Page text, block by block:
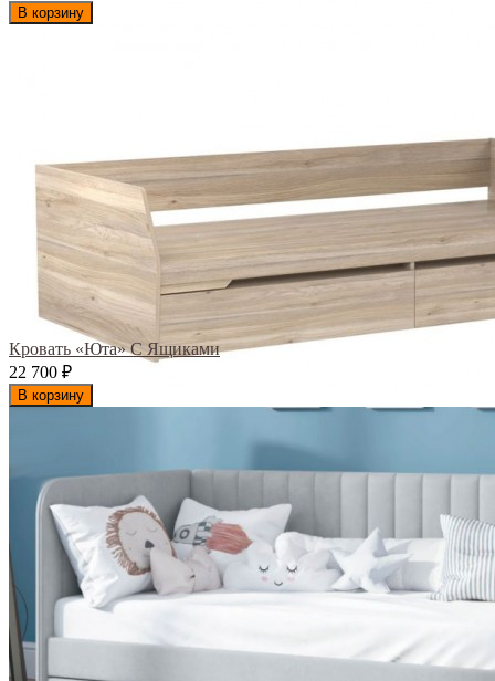
В корзину
Кровать «Юта» С Ящиками
22 700 ₽
В корзину